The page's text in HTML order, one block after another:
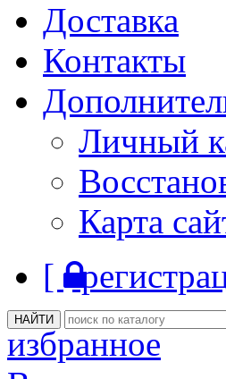
Доставка
Контакты
Личный
Карта
[
избранное